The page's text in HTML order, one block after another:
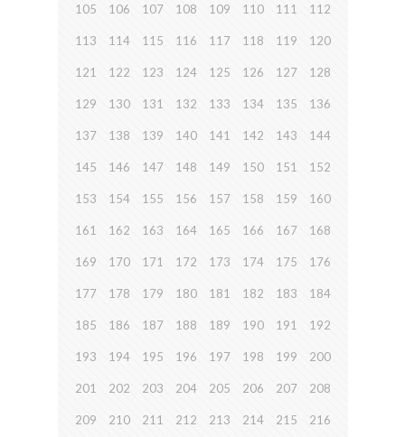
105 106 107 108 109 110 111 112
113 114 115 116 117 118 119 120
121 122 123 124 125 126 127 128
129 130 131 132 133 134 135 136
137 138 139 140 141 142 143 144
145 146 147 148 149 150 151 152
153 154 155 156 157 158 159 160
161 162 163 164 165 166 167 168
169 170 171 172 173 174 175 176
177 178 179 180 181 182 183 184
185 186 187 188 189 190 191 192
193 194 195 196 197 198 199 200
201 202 203 204 205 206 207 208
209 210 211 212 213 214 215 216